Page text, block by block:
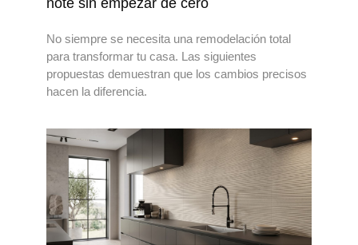
note sin empezar de cero
No siempre se necesita una remodelación total
para transformar tu casa. Las siguientes
propuestas demuestran que los cambios precisos
hacen la diferencia.